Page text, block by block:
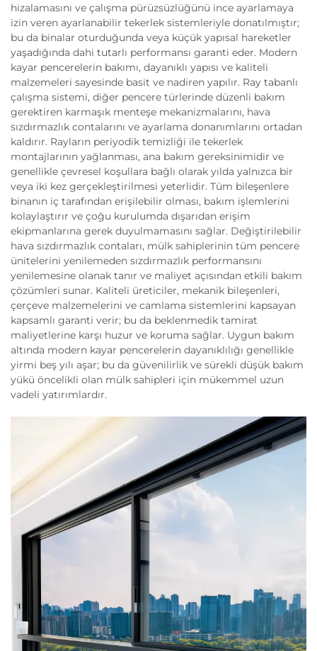
hizalamasını ve çalışma pürüzsüzlüğünü ince ayarlamaya
izin veren ayarlanabilir tekerlek sistemleriyle donatılmıştır;
bu da binalar oturduğunda veya küçük yapısal hareketler
yaşadığında dahi tutarlı performansı garanti eder. Modern
kayar pencerelerin bakımı, dayanıklı yapısı ve kaliteli
malzemeleri sayesinde basit ve nadiren yapılır. Ray tabanlı
çalışma sistemi, diğer pencere türlerinde düzenli bakım
gerektiren karmaşık menteşe mekanizmalarını, hava
sızdırmazlık contalarını ve ayarlama donanımlarını ortadan
kaldırır. Rayların periyodik temizliği ile tekerlek
montajlarının yağlanması, ana bakım gereksinimidir ve
genellikle çevresel koşullara bağlı olarak yılda yalnızca bir
veya iki kez gerçekleştirilmesi yeterlidir. Tüm bileşenlere
binanın iç tarafından erişilebilir olması, bakım işlemlerini
kolaylaştırır ve çoğu kurulumda dışarıdan erişim
ekipmanlarına gerek duyulmamasını sağlar. Değiştirilebilir
hava sızdırmazlık contaları, mülk sahiplerinin tüm pencere
ünitelerini yenilemeden sızdırmazlık performansını
yenilemesine olanak tanır ve maliyet açısından etkili bakım
çözümleri sunar. Kaliteli üreticiler, mekanik bileşenleri,
çerçeve malzemelerini ve camlama sistemlerini kapsayan
kapsamlı garanti verir; bu da beklenmedik tamirat
maliyetlerine karşı huzur ve koruma sağlar. Uygun bakım
altında modern kayar pencerelerin dayanıklılığı genellikle
yirmi beş yılı aşar; bu da güvenilirlik ve sürekli düşük bakım
yükü öncelikli olan mülk sahipleri için mükemmel uzun
vadeli yatırımlardır.